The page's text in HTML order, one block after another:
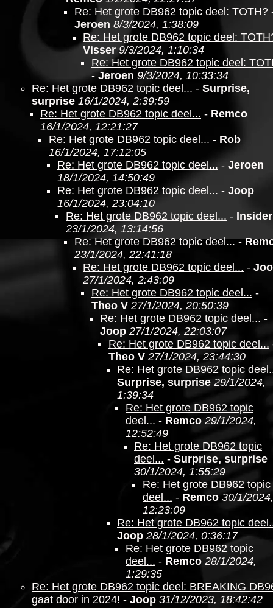
Re: Het grote DB962 topic deel: TOTH?
Jeroen 8/3/2024, 1:38:09
Re: Het grote DB962 topic deel:
Visser 9/3/2024, 1:10:34
Re: Het grote DB962 topic deel:
-Jeroen 9/3/2024, 10:33:34
Re: Het grote DB962 topic deel... - Surprise,
surprise 16/1/2024, 2:39:59
Re: Het grote DB962 topic deel... - Remco
16/1/2024, 12:21:27
Re: Het grote DB962 topic deel... - Rob
16/1/2024, 17:12:05
Re: Het grote DB962 topic deel... - Jeroen
18/1/2024, 14:50:49
Re: Het grote DB962 topic deel... - Joop
16/1/2024, 23:04:10
Re: Het grote DB962 topic deel... - Insider
23/1/2024, 13:14:56
Re: Het grote DB962 topic deel...-
23/1/2024, 22:41:18
Re: Het grote DB962 topic deel... -
27/1/2024, 2:43:09
Re: Het grote DB962 topic deel... -
Theo V 27/1/2024, 20:50:39
Re: Het grote DB962 topic deel... -
Joop 27/1/2024, 22:03:07
Re: Het grote DB962 topic deel...
Theo V 27/1/2024, 23:44:30
Re: Het grote DB962 topic
Surprise, surprise 29/1/2024,
1:39:34
Re: Het grote DB962 topic
deel... - Remco 29/1/2024,
12:52:49
Re: Het grote DB962 topic
deel... - Surprise, surprise
30/1/2024, 1:55:29
Re: Het grote DB962 topic
deel... - Remco 30/1/2024,
12:23:09
Re: Het grote DB962 topic
Joop 28/1/2024, 0:36:17
Re: Het grote DB962 topic
deel... - Remco 28/1/2024,
1:29:35
Re: Het grote DB962 topic deel: BREAKING
gaat door in 2024! - Joop 31/12/2023, 18:42:42